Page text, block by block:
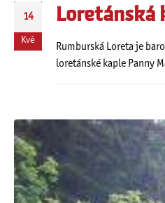
14
Kvě
Loretánská
Rumburská Loreta je
loretánské kaple Panny